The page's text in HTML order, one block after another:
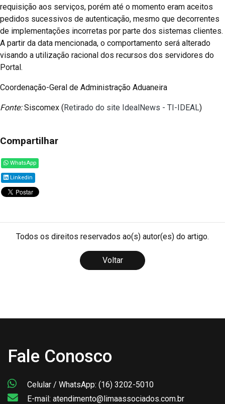
requisição aos serviços, porém até o momento eram aceitos
pedidos sucessivos de autenticação, mesmo que decorrentes
de implementações incorretas por parte dos sistemas clientes.
A partir da data mencionada, o comportamento será alterado
visando a utilização racional dos recursos dos servidores do
Portal.
Coordenação-Geral de Administração Aduaneira
Fonte:Siscomex (Retirado do site IdealNews - TI-IDEAL)
Compartilhar
WhatsApp
Linkedin
Todos os direitos reservados ao(s) autor(es) do artigo.
Voltar
Fale Conosco
Celular / WhatsApp: (16) 3202-5010
E-mail: atendimento@limaassociados.com.br